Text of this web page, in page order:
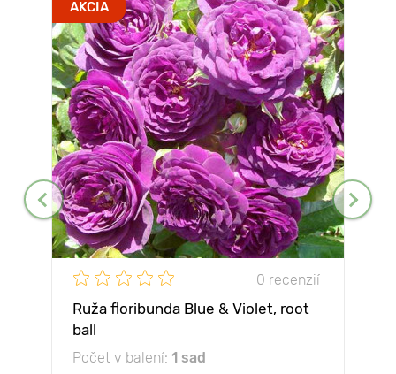
AKCIA
0 recenzií
Ruža floribunda Blue & Violet, root
ball
Počet v balení: 1 sad